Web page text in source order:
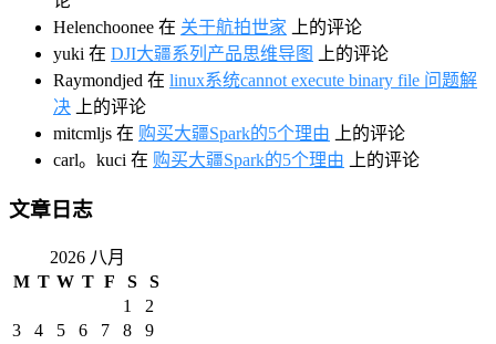
Helenchoonee 在 关于航拍世家 上的评论
yuki 在 DJI大疆系列产品思维导图
上的评论
Raymondjed 在 linux系统cannot execute binary file 问题解
决 上的评论
mitcmljs 在 购买大疆Spark的5个理由 上的评论
carl。kuci 在 购买大疆Spark的5个理由 上的评论
文章日志
2026 八月
M T W T F S S
1
2
3
4 5 6 7 8
9